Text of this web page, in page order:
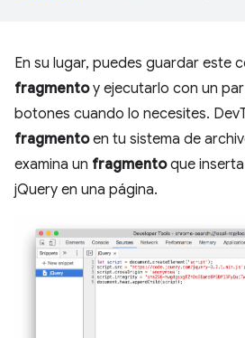
En su lugar, puedes guardar este
fragmentoy ejecutarlo con un
botones cuando lo necesites.
fragmentoen tu sistema de
examina un fragmentoque
jQuery en una página.